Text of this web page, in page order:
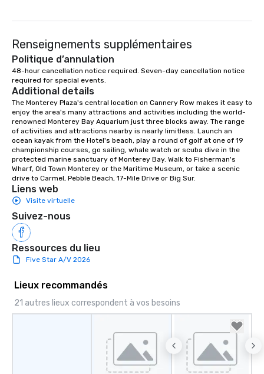
Renseignements supplémentaires
Politique d’annulation
48-hour cancellation notice required. Seven-day cancellation notice
required for special events.
Additional details
The Monterey Plaza's central location on Cannery Row makes it easy to
enjoy the area's many attractions and activities including the world-
renowned Monterey Bay Aquarium just three blocks away. The range
of activities and attractions nearby is nearly limitless. Launch an
ocean kayak from the Hotel's beach, play a round of golf at one of 19
championship courses, go sailing, whale watch or scuba dive in the
protected marine sanctuary of Monterey Bay. Walk to Fisherman's
Wharf, Old Town Monterey or the Maritime Museum, or take a scenic
drive to Carmel, Pebble Beach, 17-Mile Drive or Big Sur.
Liens web
Visite virtuelle
Suivez-nous
Ressources du lieu
Five Star A/V 2026
Lieux recommandés
21 autres lieux correspondent à vos besoins